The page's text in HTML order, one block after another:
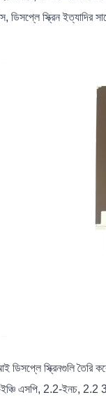
স্ক্রিন ইত্যাদির
ডিসপ্লে স্ক্রিনগুলি
এসপি, 2.2-ইনচ,